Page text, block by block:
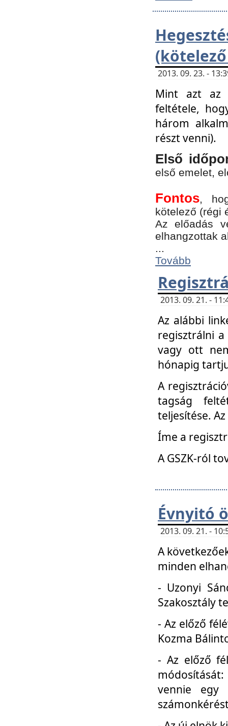
2013. 09. 23. -
Mint azt az
feltétele,
három
részt venni).
Első
első emelet,
Fontos,
kötelező (régi
Az előadás
elhangzottak
...
Tovább
2013. 09. 21. -
Az alábbi
regisztrálni
vagy ott
hónapig
A
tagság
teljesítése.
Íme a
A GSZK-ról
Évnyitó
2013. 09. 21. -
A
minden
- Uzonyi
Szakosztály
- Az előző
Kozma
- Az előző
vennie egy